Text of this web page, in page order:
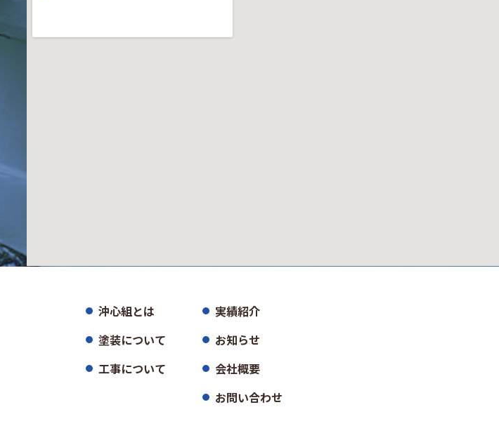
沖心組とは
塗装について
工事について
実績紹介
お知らせ
会社概要
お問い合わせ